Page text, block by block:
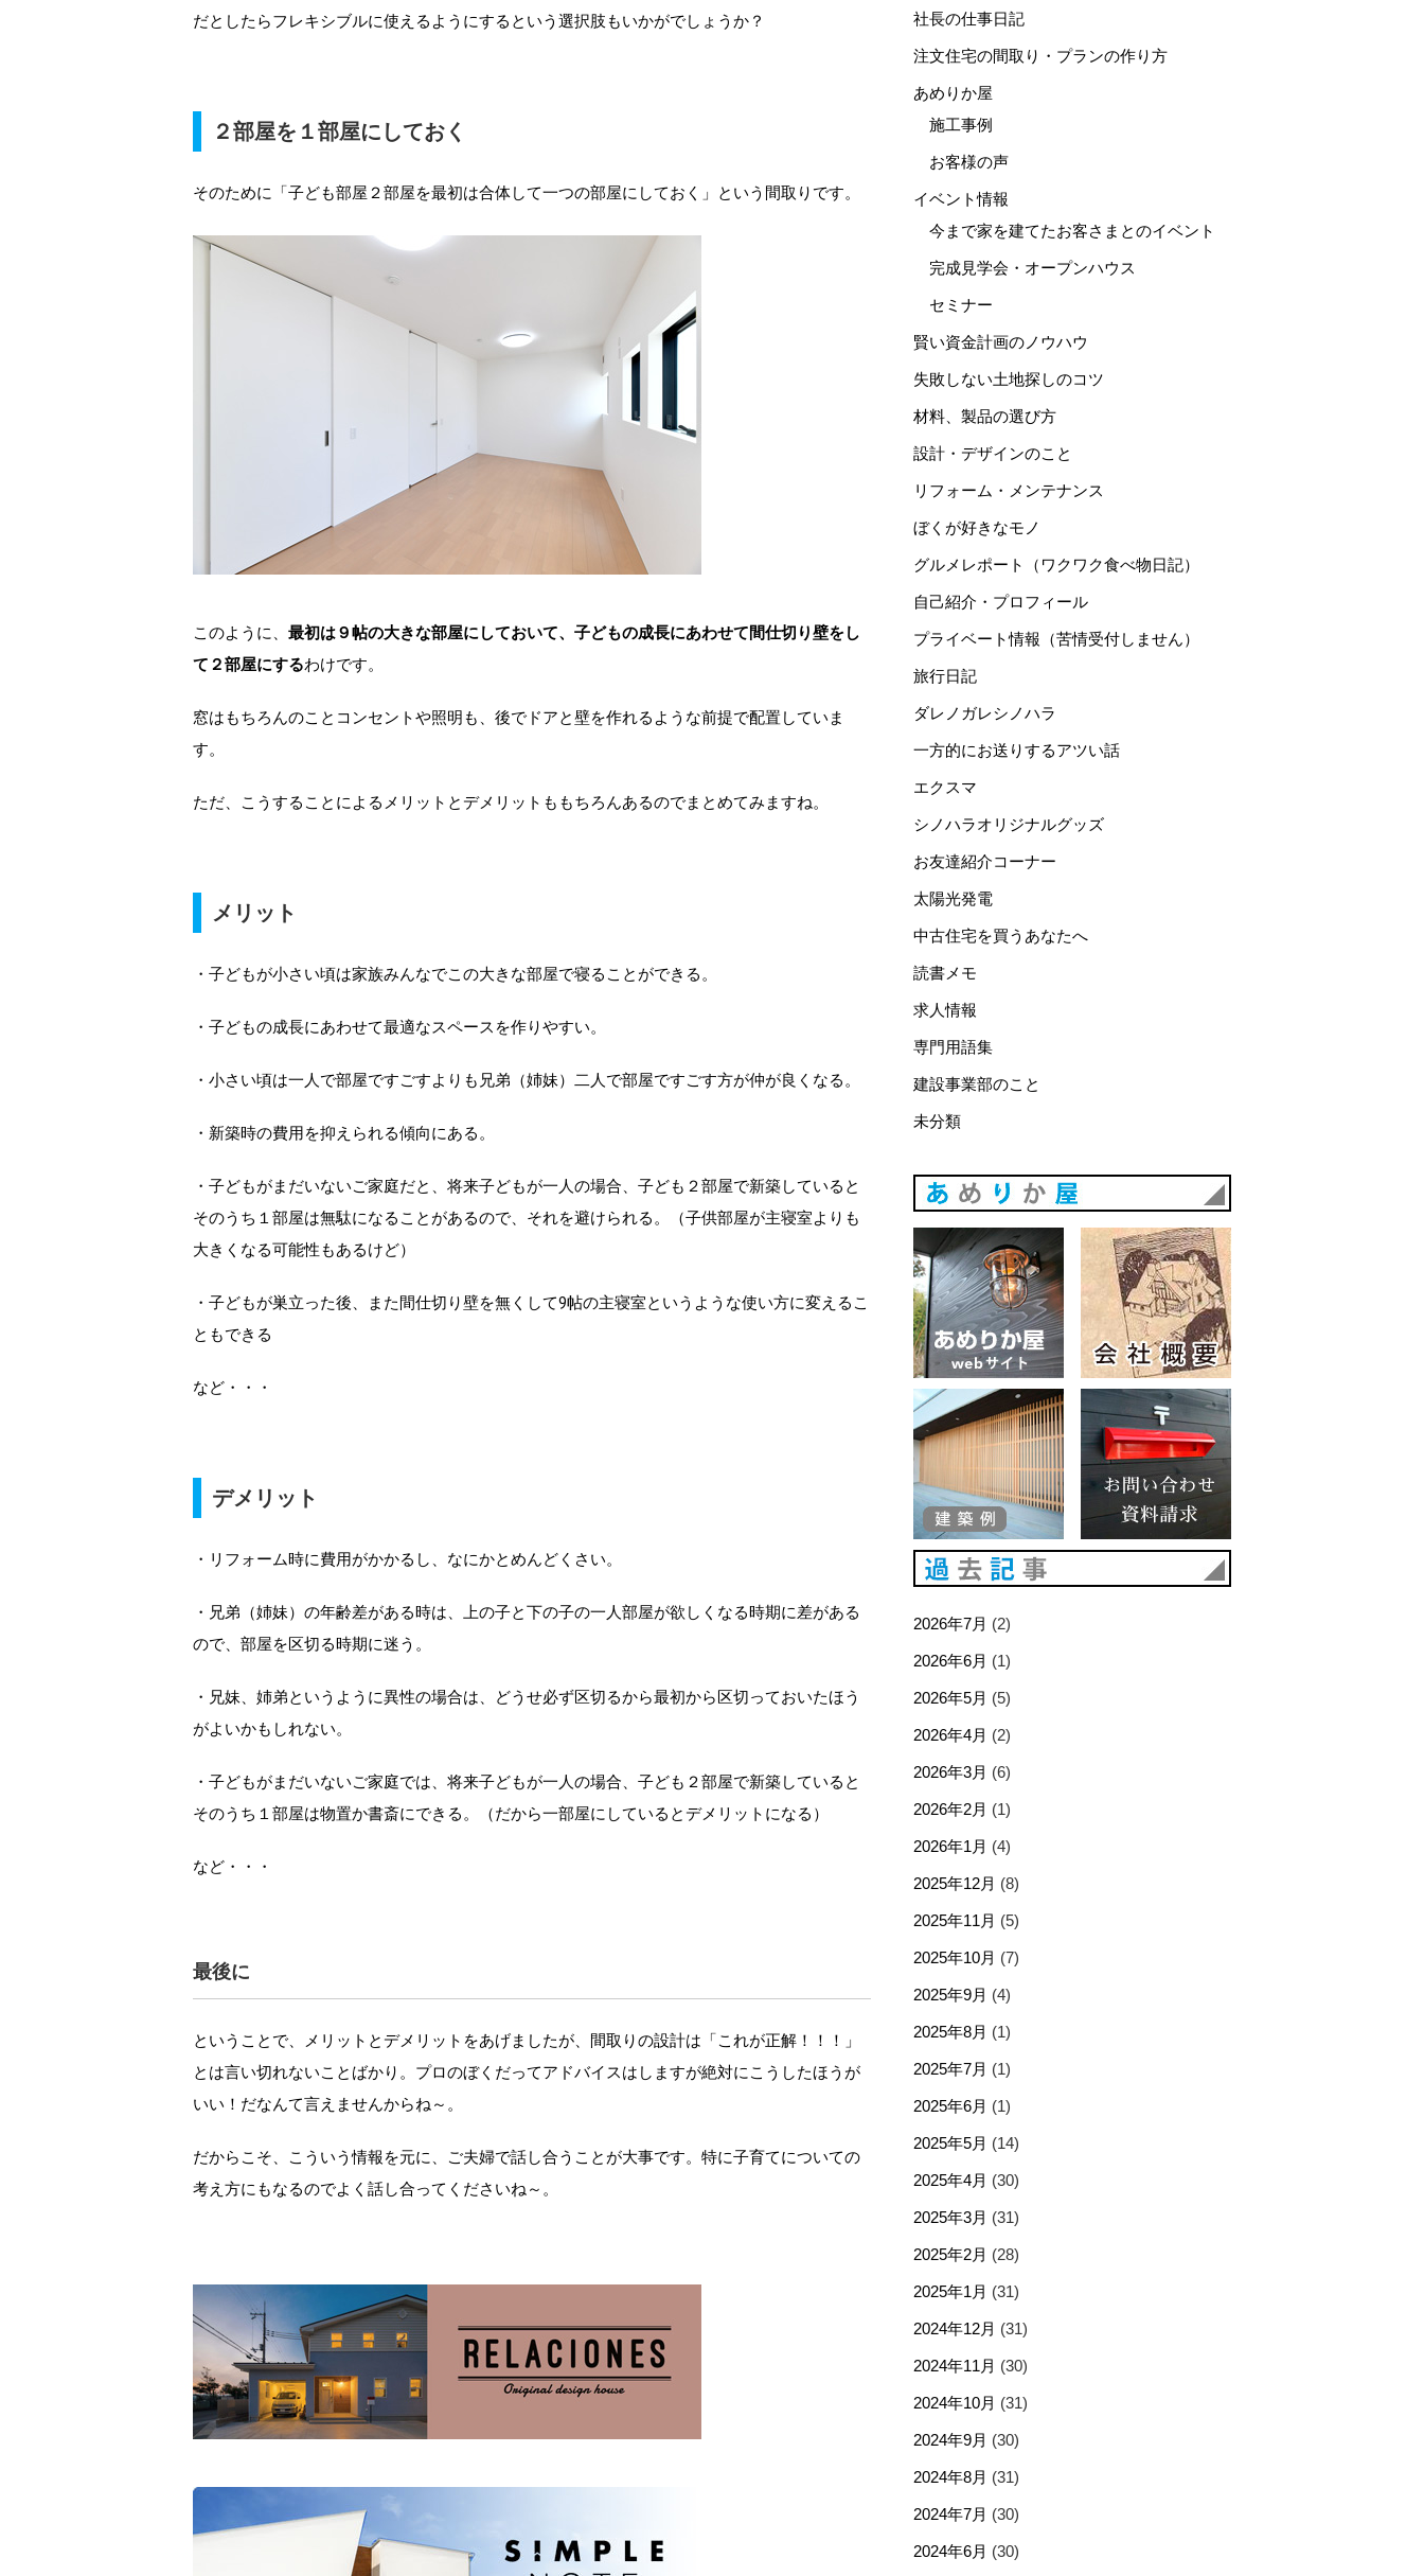
だとしたらフレキシブルに使えるようにするという選択肢もいかがでしょうか？
２部屋を１部屋にしておく
そのために「子ども部屋２部屋を最初は合体して一つの部屋にしておく」という間取りです。
このように、 最初は９帖の大きな部屋にしておいて、子どもの成長にあわせて間仕切り壁をし
て２部屋にするわけです。
窓はもちろんのことコンセントや照明も、後でドアと壁を作れるような前提で配置していま
す。
ただ、こうすることによるメリットとデメリットももちろんあるのでまとめてみますね。
メリット
・子どもが小さい頃は家族みんなでこの大きな部屋で寝ることができる。
・子どもの成長にあわせて最適なスペースを作りやすい。
・小さい頃は一人で部屋ですごすよりも兄弟（姉妹）二人で部屋ですごす方が仲が良くなる。
・新築時の費用を抑えられる傾向にある。
・子どもがまだいないご家庭だと、将来子どもが一人の場合、子ども２部屋で新築していると
そのうち１部屋は無駄になることがあるので、それを避けられる。（子供部屋が主寝室よりも
大きくなる可能性もあるけど）
・子どもが巣立った後、また間仕切り壁を無くして9帖の主寝室というような使い方に変えるこ
ともできる
など・・・
デメリット
・リフォーム時に費用がかかるし、なにかとめんどくさい。
・兄弟（姉妹）の年齢差がある時は、上の子と下の子の一人部屋が欲しくなる時期に差がある
ので、部屋を区切る時期に迷う。
・兄妹、姉弟というように異性の場合は、どうせ必ず区切るから最初から区切っておいたほう
がよいかもしれない。
・子どもがまだいないご家庭では、将来子どもが一人の場合、子ども２部屋で新築していると
そのうち１部屋は物置か書斎にできる。（だから一部屋にしているとデメリットになる）
など・・・
最後に
ということで、メリットとデメリットをあげましたが、間取りの設計は「これが正解！！！」
とは言い切れないことばかり。プロのぼくだってアドバイスはしますが絶対にこうしたほうが
いい！だなんて言えませんからね～。
だからこそ、こういう情報を元に、ご夫婦で話し合うことが大事です。特に子育てについての
考え方にもなるのでよく話し合ってくださいね～。
社長の仕事日記
注文住宅の間取り・プランの作り方
あめりか屋
施工事例
お客様の声
イベント情報
今まで家を建てたお客さまとのイベント
完成見学会・オープンハウス
セミナー
賢い資金計画のノウハウ
失敗しない土地探しのコツ
材料、製品の選び方
設計・デザインのこと
リフォーム・メンテナンス
ぼくが好きなモノ
グルメレポート（ワクワク食べ物日記）
自己紹介・プロフィール
プライベート情報（苦情受付しません）
旅行日記
ダレノガレシノハラ
一方的にお送りするアツい話
エクスマ
シノハラオリジナルグッズ
お友達紹介コーナー
太陽光発電
中古住宅を買うあなたへ
読書メモ
求人情報
専門用語集
建設事業部のこと
未分類
あめりか屋WEBサイト
2026年7月 (2)
2026年6月 (1)
2026年5月 (5)
2026年4月 (2)
2026年3月 (6)
2026年2月 (1)
2026年1月 (4)
2025年12月 (8)
2025年11月 (5)
2025年10月 (7)
2025年9月 (4)
2025年8月 (1)
2025年7月 (1)
2025年6月 (1)
2025年5月 (14)
2025年4月 (30)
2025年3月 (31)
2025年2月 (28)
2025年1月 (31)
2024年12月 (31)
2024年11月 (30)
2024年10月 (31)
2024年9月 (30)
2024年8月 (31)
2024年7月 (30)
2024年6月 (30)